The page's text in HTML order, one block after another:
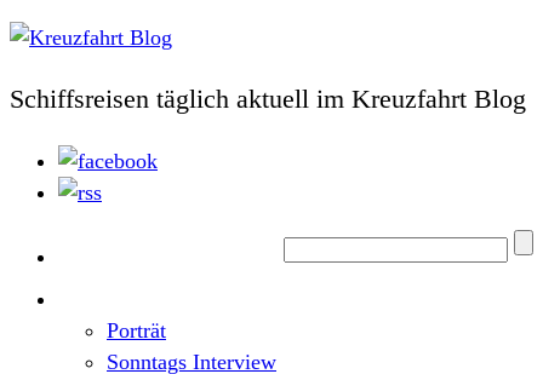
Schiffsreisen täglich aktuell im Kreuzfahrt Blog
Porträt
Sonntags Interview